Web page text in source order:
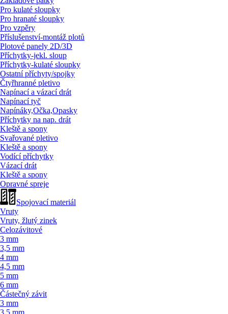
Pro kulaté sloupky
Pro hranaté sloupky
Pro vzpěry
Příslušenství-montáž plotů
Plotové panely 2D/3D
Příchytky-jekl. sloup
Příchytky-kulaté sloupky
Ostatní příchyty/spojky
Čtyřhranné pletivo
Napínací a vázací drát
Napínací tyč
Napínáky,Očka,Opasky
Příchytky na nap. drát
Kleště a spony
Svařované pletivo
Kleště a spony
Vodící příchytky
Vázací drát
Kleště a spony
Opravné spreje
Spojovací materiál
Vruty
Vruty, žlutý zinek
Celozávitové
3 mm
3,5 mm
4 mm
4,5 mm
5 mm
6 mm
Částečný závit
3 mm
3,5 mm